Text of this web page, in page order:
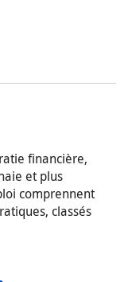
financière,
et plus
comprennent
classés